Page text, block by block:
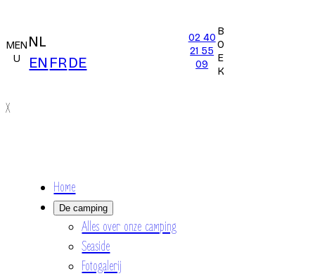
MEN
U
NL
EN FRDE
02 40
21 55
09
B
O
E
K
X
Home
De camping
Alles over onze camping
Seaside
Fotogalerij